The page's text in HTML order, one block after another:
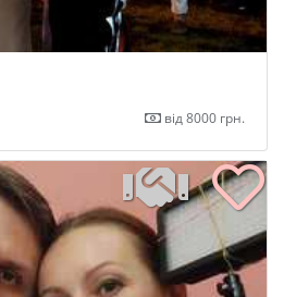
від 8000 грн.